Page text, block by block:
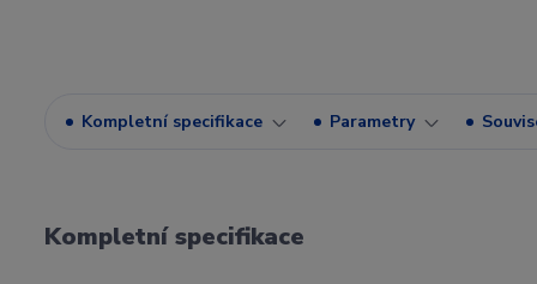
Kompletní specifikace Parametry
Kompletní specifikace